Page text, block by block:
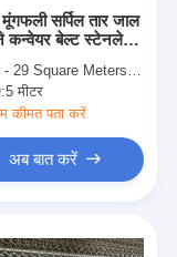
सर्पिल तार जाल
कन्वेयर बेल्ट स्टेनलेस
Meters $17.80， 30 - 99 Square Meters $17.50， >=100 Square Meters $16.90
5 मीटर
कीमत पता करें
अब बात करें